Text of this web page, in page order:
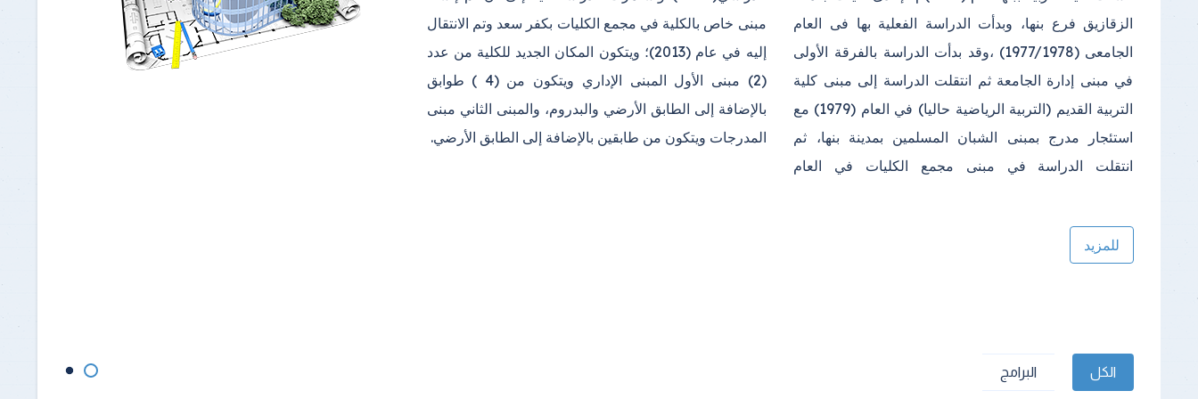
الزقازيق فرع بنها، وبدأت الدراسة الفعلية بها فى العام
الجامعى (1977/1978) ،وقد بدأت الدراسة بالفرقة الأولى
في مبنى إدارة الجامعة ثم انتقلت الدراسة إلى مبنى كلية
التربية القديم (التربية الرياضية حاليا) في العام (1979) مع
استئجار مدرج بمبنى الشبان المسلمين بمدينة بنها، ثم
انتقلت الدراسة في مبنى مجمع الكليات في العام
مبنى خاص بالكلية في مجمع الكليات بكفر سعد وتم الانتقال
إليه في عام (2013)؛ ويتكون المكان الجديد للكلية من عدد
(2) مبنى الأول المبنى الإداري ويتكون من (4 ) طوابق
بالإضافة إلى الطابق الأرضي والبدروم، والمبنى الثاني مبنى
المدرجات ويتكون من طابقين بالإضافة إلى الطابق الأرضي.
للمزيد
الكل البرامج